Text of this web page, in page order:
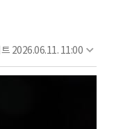
2026.06.11. 11:00